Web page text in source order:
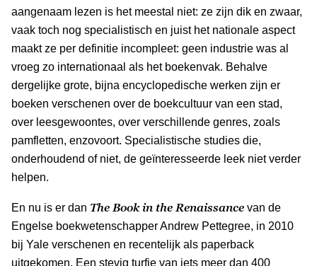
aangenaam lezen is het meestal niet: ze zijn dik en zwaar,
vaak toch nog specialistisch en juist het nationale aspect
maakt ze per definitie incompleet: geen industrie was al
vroeg zo internationaal als het boekenvak. Behalve
dergelijke grote, bijna encyclopedische werken zijn er
boeken verschenen over de boekcultuur van een stad,
over leesgewoontes, over verschillende genres, zoals
pamfletten, enzovoort. Specialistische studies die,
onderhoudend of niet, de geïnteresseerde leek niet verder
helpen.
En nu is er dan The Book in the Renaissance van de
Engelse boekwetenschapper Andrew Pettegree, in 2010
bij Yale verschenen en recentelijk als paperback
uitgekomen. Een stevig turfje van iets meer dan 400